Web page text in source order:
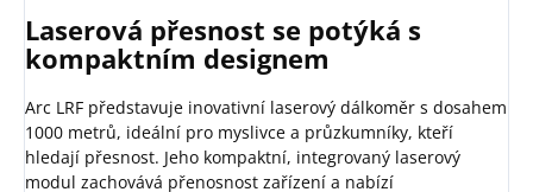
Laserová přesnost se potýká s
kompaktním designem
Arc LRF představuje inovativní laserový dálkoměr s dosahem
1000 metrů, ideální pro myslivce a průzkumníky, kteří
hledají přesnost. Jeho kompaktní, integrovaný laserový
modul zachovává přenosnost zařízení a nabízí